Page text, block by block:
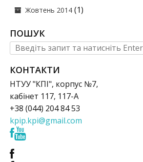
Жовтень 2014 (1)
ПОШУК
КОНТАКТИ
НТУУ "КПІ", корпус №7,
кабінет 117, 117-А
+38 (044) 204 84 53
kpip.kpi@gmail.com